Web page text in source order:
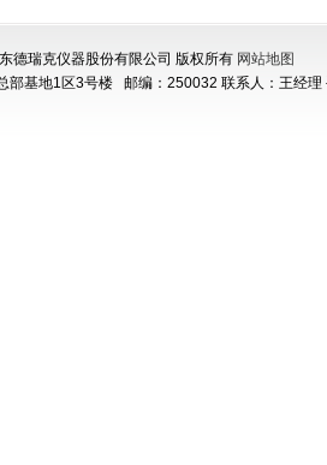
德瑞克仪器股份有限公司 版权所有 网站地图
部基地1区3号楼 邮编：250032 联系人：王经